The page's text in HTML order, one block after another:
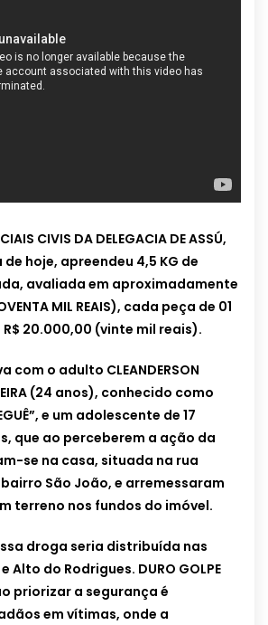
CIVIS DA DELEGACIA DE ASSÚ,
hoje, apreendeu 4,5 KG de
avaliada em aproximadamente
MIL REAIS), cada peça de 01
20.000,00 (vinte mil reais).
com o adulto CLEANDERSON
(24 anos), conhecido como
e um adolescente de 17
que ao perceberem a ação da
se na casa, situada na rua
São João, e arremessaram
terreno nos fundos do imóvel.
droga seria distribuída nas
Alto do Rodrigues. DURO GOLPE
priorizar a segurança é
em vítimas, onde a